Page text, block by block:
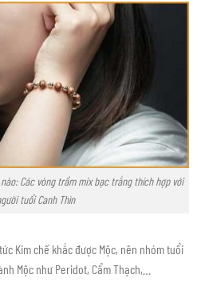
Các vòng trầm mix bạc trắng thích hợp với
tuổi Canh Thìn
Kim chế khắc được Mộc, nên nhóm tuổi
Mộc như Peridot, Cẩm Thạch,…